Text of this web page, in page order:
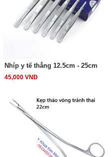
Nhíp y tế thẳng 12.5cm - 25cm
45,000 VNĐ